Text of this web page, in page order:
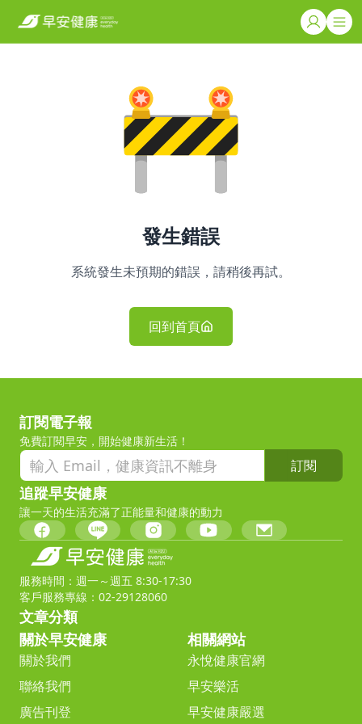
發生錯誤
系統發生未預期的錯誤，請稍後再試。
回到首頁
訂閱電子報
免費訂閱早安，開始健康新生活！
訂閱
追蹤早安健康
讓一天的生活充滿了正能量和健康的動力
服務時間：週一～週五 8:30-17:30
客戶服務專線：02-29128060
文章分類
關於早安健康
關於我們
聯絡我們
廣告刊登
相關網站
永悅健康官網
早安樂活
早安健康嚴選